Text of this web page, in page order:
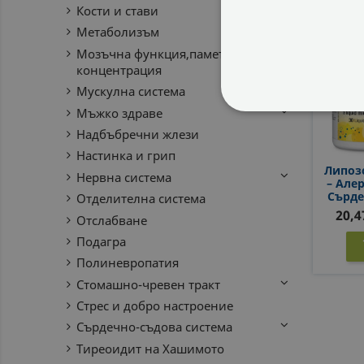
Кости и стави
Метаболизъм
Мозъчна функция,памет,
концентрация
Мускулна система
Мъжко здраве
Надбъбречни жлези
Настинка и грип
Нервна система
Отделителна система
Отслабване
Подагра
Полиневропатия
Стомашно-чревен тракт
Стрес и добро настроение
Сърдечно-съдова система
Тиреоидит на Хашимото
–
Mg,
СТРОГО